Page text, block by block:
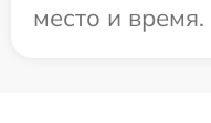
место и время.